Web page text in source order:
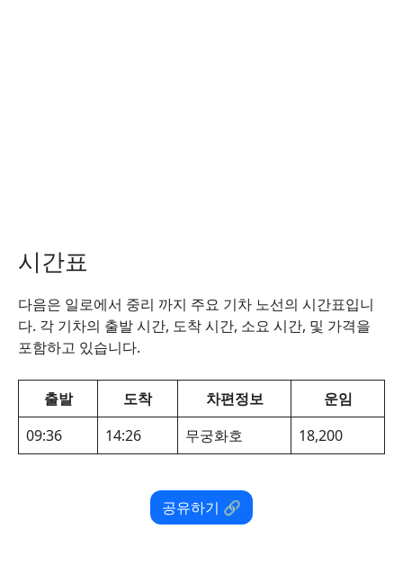
시간표
다음은 일로에서 중리 까지 주요 기차 노선의 시간표입니
다. 각 기차의 출발 시간, 도착 시간, 소요 시간, 및 가격을
포함하고 있습니다.
출발 도착 차편정보
운임
09:36
14:26 무궁화호 18,200
공유하기 🔗